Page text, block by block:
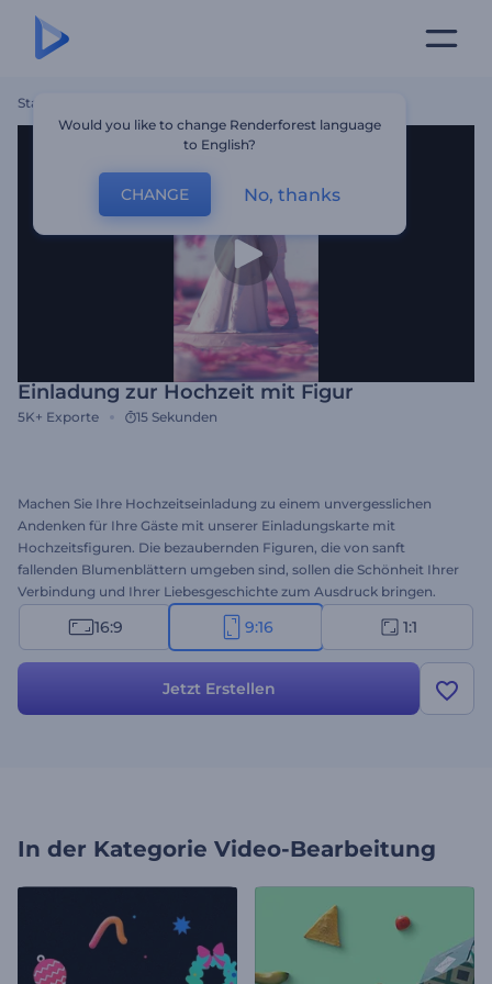
Startseite
Einladung zur Hochzeit mit Figur
5K+ Exporte 15 Sekunden
Machen Sie Ihre Hochzeitseinladung zu einem unvergesslichen
Andenken für Ihre Gäste mit unserer Einladungskarte mit
Hochzeitsfiguren. Die bezaubernden Figuren, die von sanft
fallenden Blumenblättern umgeben sind, sollen die Schönheit Ihrer
Verbindung und Ihrer Liebesgeschichte zum Ausdruck bringen.
Gestalten Sie jede Szene mit Ihren Namen, dem Hochzeitsdatum
und den Details zum Veranstaltungsort und schaffen Sie so eine
Wählen Sie außerdem die perfekte romantische Hintergrundmusik,
16:9 9:16 1:1
Jetzt Erstellen
In der Kategorie Video-Bearbeitung
Would you like to change Renderforest language
to English?
CHANGE No, thanks